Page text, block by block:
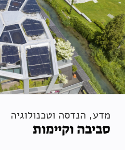
מדע, הנדסה וטכנולוגיה
סביבה וקיימות